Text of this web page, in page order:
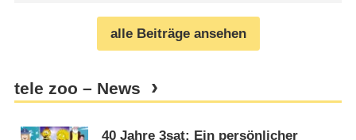
alle Beiträge ansehen
tele zoo – News
40 Jahre 3sat: Ein persönlicher